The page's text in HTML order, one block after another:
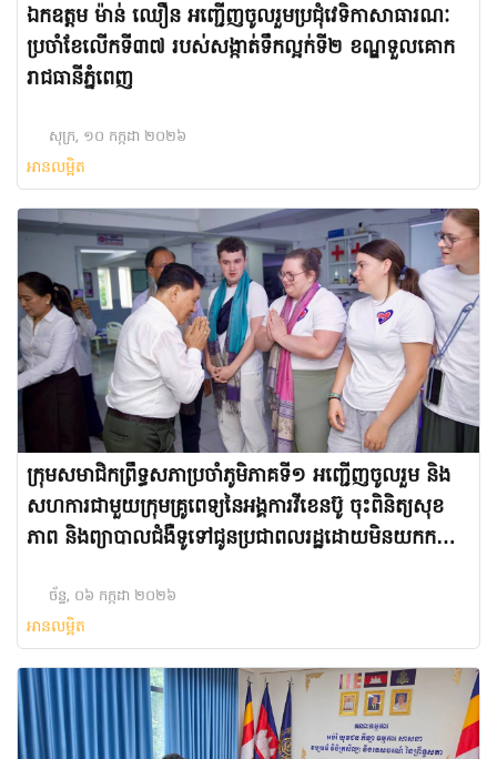
ឯកឧត្តម ម៉ាន់ ឈឿន អញ្ជើញចូលរួមប្រជុំវេទិកាសាធារណៈ
ប្រចាំខែលើកទី៣៧ របស់សង្កាត់ទឹកល្អក់ទី២ ខណ្ឌទួលគោក
រាជធានីភ្នំពេញ
សុក្រ, ១០ កក្កដា ២០២៦
អានលម្អិត
ក្រុមសមាជិកព្រឹទ្ធសភាប្រចាំភូមិភាគទី១ អញ្ជើញចូលរួម និង
សហការជាមួយក្រុមគ្រូពេទ្យនៃអង្គការវីខេនប៊ូ ចុះពិនិត្យសុខ
ភាព និងព្យាបាលជំងឺទូទៅជូនប្រជាពលរដ្ឋដោយមិនយកកម្រៃ
ច័ន្ទ, ០៦ កក្កដា ២០២៦
អានលម្អិត